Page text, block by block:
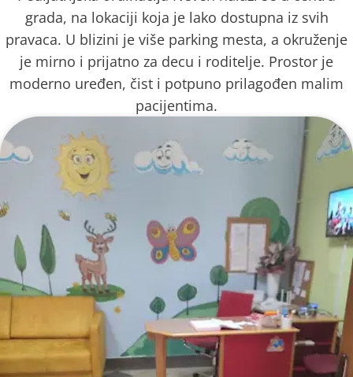
grada, na lokaciji koja je lako dostupna iz svih
pravaca. U blizini je više parking mesta, a okruženje
je mirno i prijatno za decu i roditelje. Prostor je
moderno uređen, čist i potpuno prilagođen malim
pacijentima.